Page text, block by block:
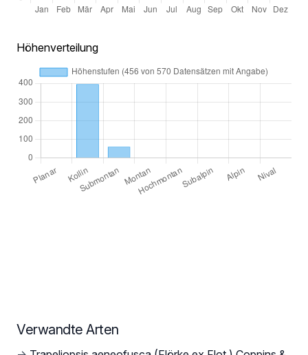
Höhenverteilung
Verwandte Arten